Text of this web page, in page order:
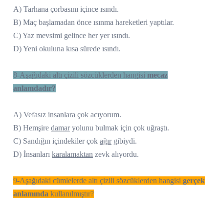
A) Tarhana çorbasını içince ısındı.
B) Maç başlamadan önce ısınma hareketleri yaptılar.
C) Yaz mevsimi gelince her yer ısındı.
D) Yeni okuluna kısa sürede ısındı.
8-Aşağıdaki altı çizili sözcüklerden hangisi mecaz
anlamdadır?
A) Vefasız insanlara çok acıyorum.
B) Hemşire damaryolunu bulmak için çok uğraştı.
C) Sandığın içindekiler çok ağırgibiydi.
D) İnsanları karalamaktan zevk alıyordu.
9-Aşağıdaki cümlelerde altı çizili sözcüklerden hangisi gerçek
anlamında kullanılmıştır?